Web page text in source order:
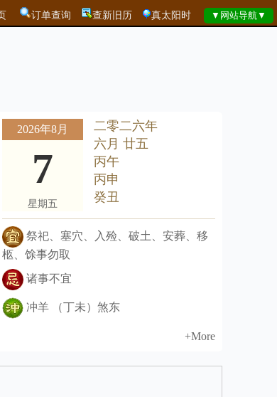
订单查询 查新旧历 真太阳时
2026年8月
7
星期五
二零二六年
六月 廿五
丙午
丙申
癸丑
祭祀、塞穴、入殓、破土、安葬、移
柩、馀事勿取
诸事不宜
冲羊 （丁未）煞东
+More